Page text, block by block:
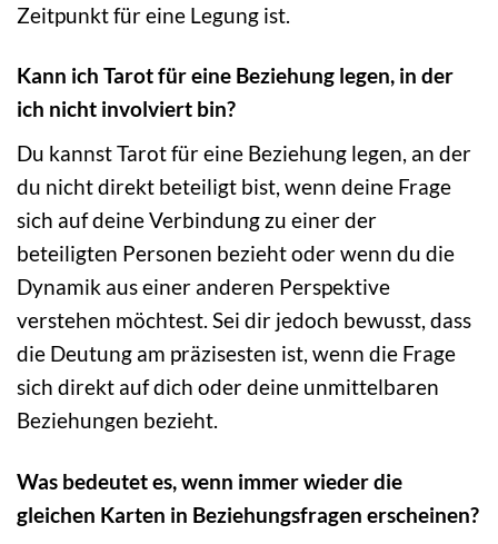
Zeitpunkt für eine Legung ist.
Kann ich Tarot für eine Beziehung legen, in der
ich nicht involviert bin?
Du kannst Tarot für eine Beziehung legen, an der
du nicht direkt beteiligt bist, wenn deine Frage
sich auf deine Verbindung zu einer der
beteiligten Personen bezieht oder wenn du die
Dynamik aus einer anderen Perspektive
verstehen möchtest. Sei dir jedoch bewusst, dass
die Deutung am präzisesten ist, wenn die Frage
sich direkt auf dich oder deine unmittelbaren
Beziehungen bezieht.
Was bedeutet es, wenn immer wieder die
gleichen Karten in Beziehungsfragen erscheinen?